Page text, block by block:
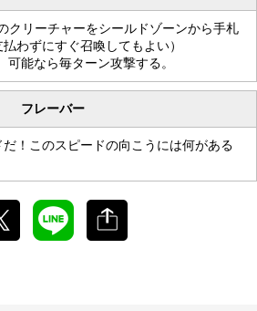
クリーチャーをシールドゾーンから手札
わずにすぐ召喚してもよい）
可能なら毎ターン攻撃する。
フレーバー
！このスピードの向こうには何がある